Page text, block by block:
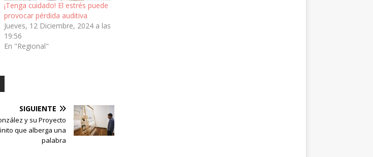
¡Tenga cuidado! El estrés puede
provocar pérdida auditiva
Jueves, 12 Diciembre, 2024 a las
19:56
En "Regional"
SIGUIENTE
y su Proyecto
que alberga una
palabra